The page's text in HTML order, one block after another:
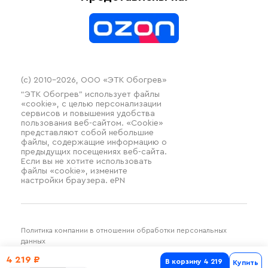
4 219 ₽ В корзину 4 219 Купить
(c) 2010–2026, ООО «ЭТК Обогрев»
“ЭТК Обогрев” использует файлы
«cookie», с целью персонализации
сервисов и повышения удобства
пользования веб-сайтом. «Cookie»
представляют собой небольшие
файлы, содержащие информацию о
предыдущих посещениях веб-сайта.
Если вы не хотите использовать
файлы «cookie», измените
настройки браузера. ePN
Политика компании в отношении обработки персональных
данных